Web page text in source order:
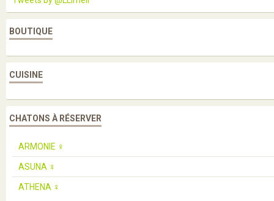
BOUTIQUE
CUISINE
CHATONS À RÉSERVER
ARMONIE ♀️
ASUNA ♀️
ATHENA ♀️